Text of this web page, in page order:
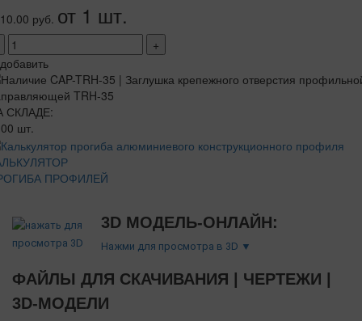
10.00 руб. от 1 шт.
+
добавить
СКЛАДЕ:
шт.
ПРОФИЛЕЙ
3D МОДЕЛЬ-ОНЛАЙН:
Нажми для просмотра в 3D ▼
ФАЙЛЫ ДЛЯ СКАЧИВАНИЯ | ЧЕРТЕЖИ |
3D-МОДЕЛИ